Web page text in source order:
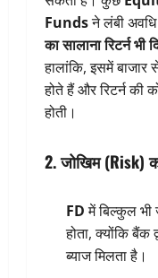
Fundsने लंबी
का सालाना रिटर्न भी
हालांकि, इसमें
होते हैं और रिटर्न की
होती।
2. जोखिम (Risk)
FDमें बिल्कुल भी
होता, क्योंकि बैंक
ब्याज मिलता है।